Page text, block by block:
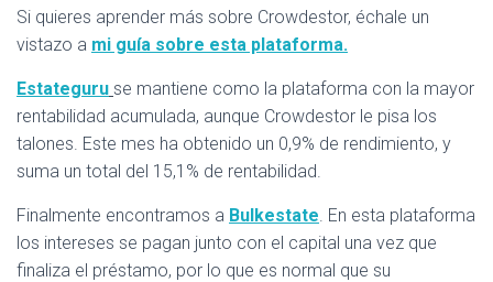
Si quieres aprender más sobre Crowdestor, échale un
vistazo a mi guía sobre esta plataforma.
Estateguru se mantiene como la plataforma con la mayor
rentabilidad acumulada, aunque Crowdestor le pisa los
talones. Este mes ha obtenido un 0,9% de rendimiento, y
suma un total del 15,1% de rentabilidad.
Finalmente encontramos a Bulkestate . En esta plataforma
los intereses se pagan junto con el capital una vez que
finaliza el préstamo, por lo que es normal que su